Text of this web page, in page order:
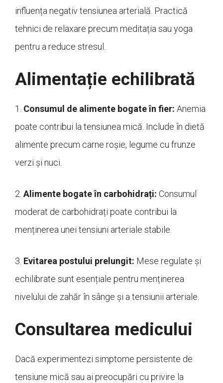
influența negativ tensiunea arterială. Practică
tehnici de relaxare precum meditația sau yoga
pentru a reduce stresul.
Alimentație echilibrată
1. Consumul de alimente bogate în fier: Anemia
poate contribui la tensiunea mică. Include în dietă
alimente precum carne roșie, legume cu frunze
verzi și nuci.
2. Alimente bogate în carbohidrați: Consumul
moderat de carbohidrați poate contribui la
menținerea unei tensiuni arteriale stabile.
3. Evitarea postului prelungit: Mese regulate și
echilibrate sunt esențiale pentru menținerea
nivelului de zahăr în sânge și a tensiunii arteriale.
Consultarea medicului
Dacă experimentezi simptome persistente de
tensiune mică sau ai preocupări cu privire la